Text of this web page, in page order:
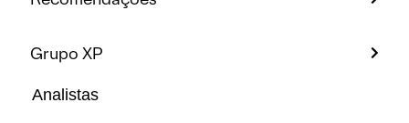
Grupo XP
Analistas